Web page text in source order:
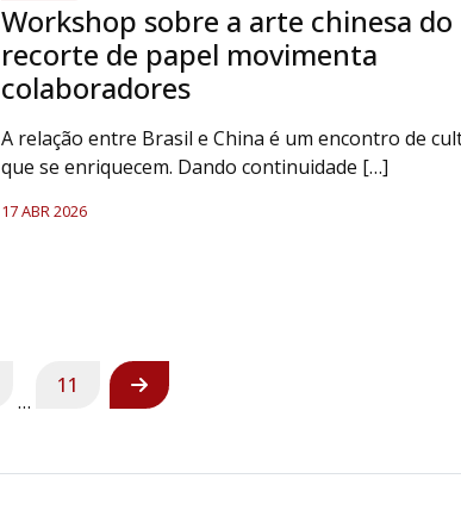
Workshop sobre a arte chinesa do
recorte de papel movimenta
colaboradores
A relação entre Brasil e China é um encontro de
que se enriquecem. Dando continuidade […]
17 ABR 2026
…
11